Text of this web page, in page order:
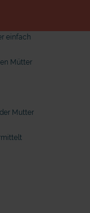
einfach
Mütter
Mutter